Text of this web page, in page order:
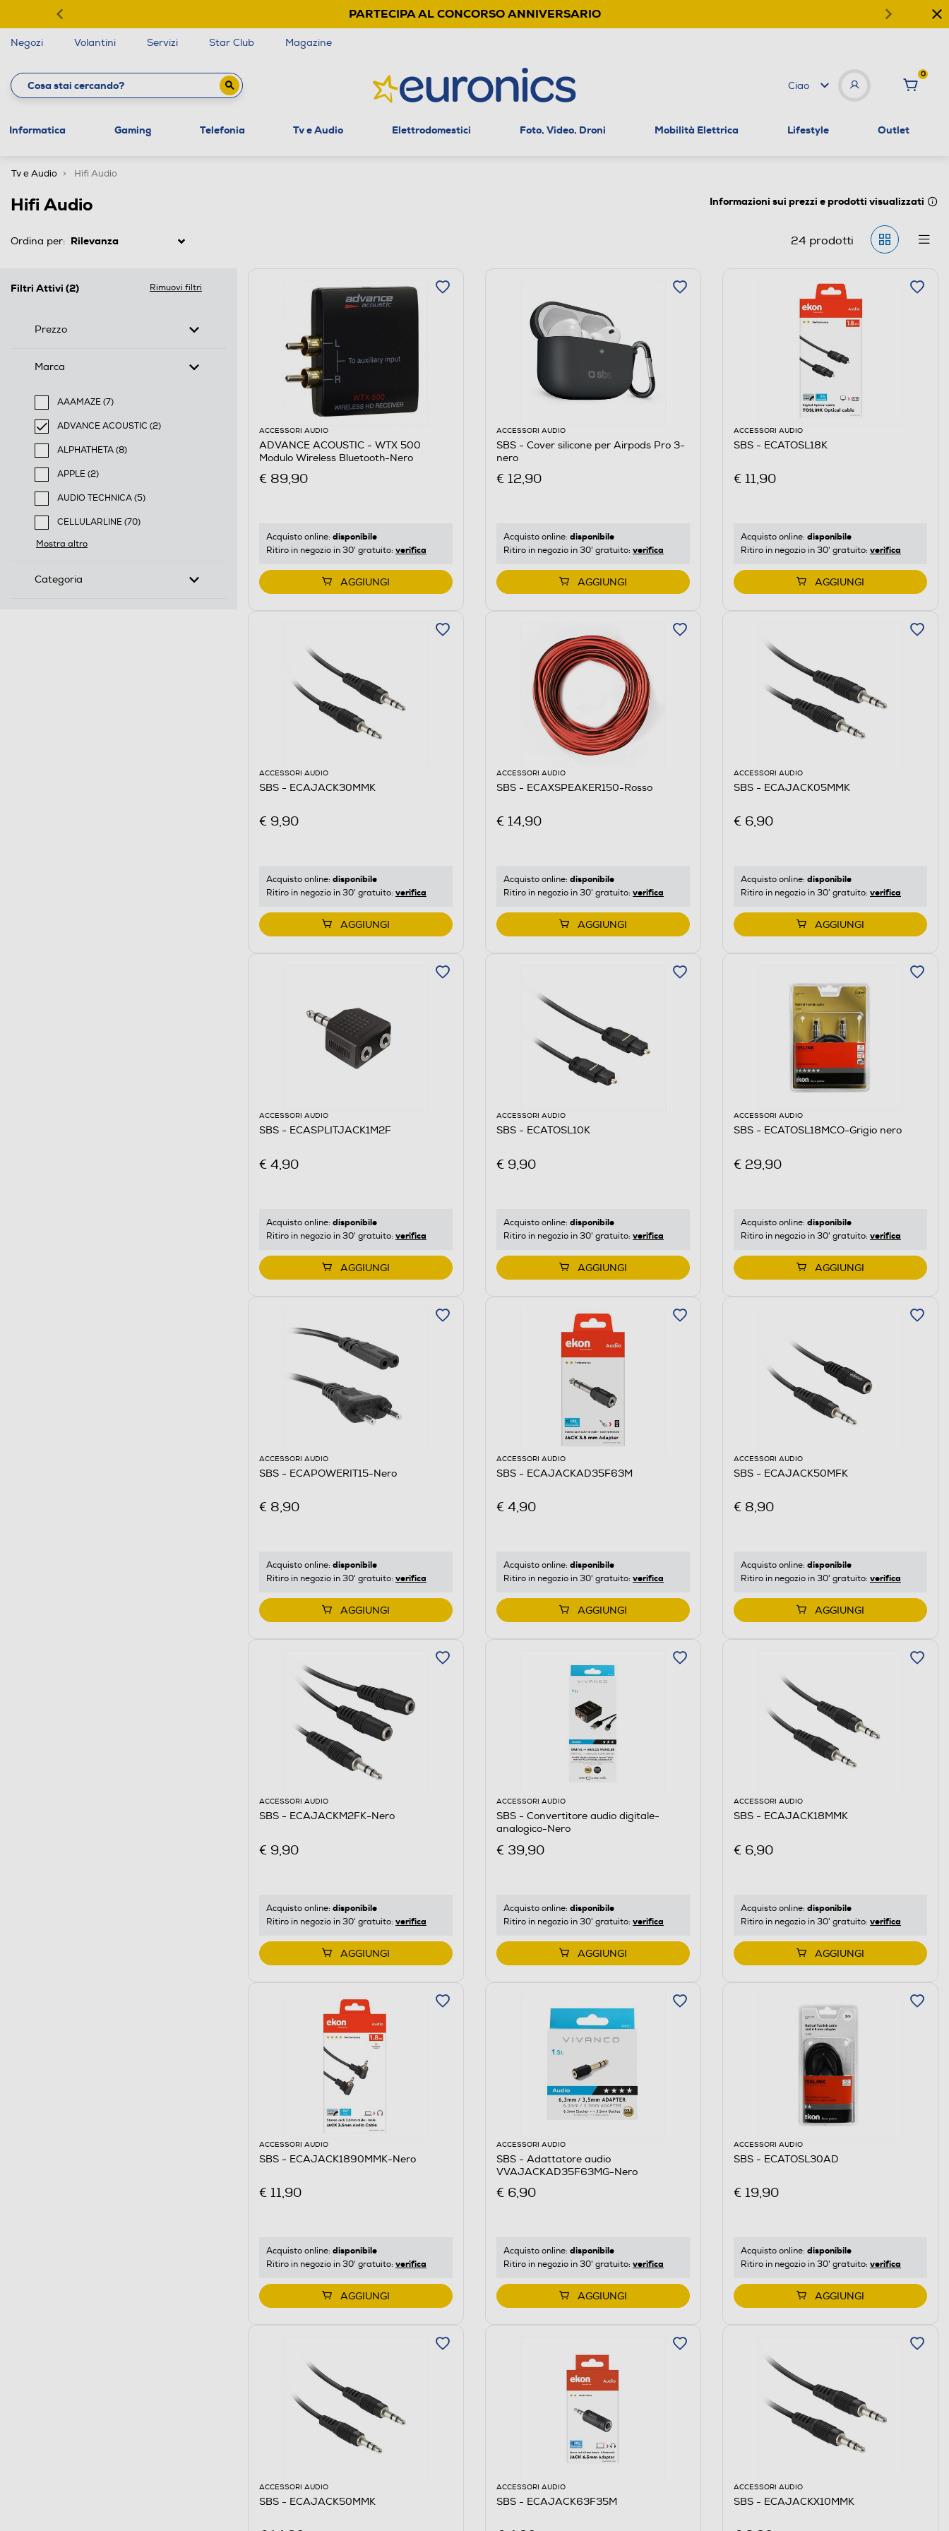
PARTECIPA AL CONCORSO ANNIVERSARIO
Negozi Volantini Servizi Star Club Magazine
Ciao
0
Informatica Gaming Telefonia Tv e Audio Elettrodomestici Foto, Video, Droni Mobilità Elettrica Lifestyle Outlet
Tv e Audio Hifi Audio
Hifi Audio Informazioni sui prezzi e prodotti visualizzati
Ordina per: 24 prodotti
Filtri Attivi (2) Rimuovi filtri
Prezzo
Marca
AAAMAZE (7)
Filtra per Marca: AAAMAZE
ADVANCE ACOUSTIC (2)
selected Filtro applicato per Marca: ADVANCE ACOUSTIC
ALPHATHETA (8)
Filtra per Marca: ALPHATHETA
APPLE (2)
Filtra per Marca: APPLE
AUDIO TECHNICA (5)
Filtra per Marca: AUDIO TECHNICA
CELLULARLINE (70)
Filtra per Marca: CELLULARLINE
Mostra altro
Categoria
ACCESSORI AUDIO
ADVANCE ACOUSTIC - WTX 500
Modulo Wireless Bluetooth-Nero
€ 89,90
Acquisto online: disponibile
Ritiro in negozio in 30' gratuito: verifica
AGGIUNGI
ACCESSORI AUDIO
SBS - Cover silicone per Airpods Pro 3-
nero
€ 12,90
Acquisto online: disponibile
Ritiro in negozio in 30' gratuito: verifica
AGGIUNGI
ACCESSORI AUDIO
SBS - ECATOSL18K
€ 11,90
Acquisto online: disponibile
Ritiro in negozio in 30' gratuito: verifica
AGGIUNGI
ACCESSORI AUDIO
SBS - ECAJACK30MMK
€ 9,90
Acquisto online: disponibile
Ritiro in negozio in 30' gratuito: verifica
AGGIUNGI
ACCESSORI AUDIO
SBS - ECAXSPEAKER150-Rosso
€ 14,90
Acquisto online: disponibile
Ritiro in negozio in 30' gratuito: verifica
AGGIUNGI
ACCESSORI AUDIO
SBS - ECAJACK05MMK
€ 6,90
Acquisto online: disponibile
Ritiro in negozio in 30' gratuito: verifica
AGGIUNGI
ACCESSORI AUDIO
SBS - ECASPLITJACK1M2F
€ 4,90
Acquisto online: disponibile
Ritiro in negozio in 30' gratuito: verifica
AGGIUNGI
ACCESSORI AUDIO
SBS - ECATOSL10K
€ 9,90
Acquisto online: disponibile
Ritiro in negozio in 30' gratuito: verifica
AGGIUNGI
ACCESSORI AUDIO
SBS - ECATOSL18MCO-Grigio nero
€ 29,90
Acquisto online: disponibile
Ritiro in negozio in 30' gratuito: verifica
AGGIUNGI
ACCESSORI AUDIO
SBS - ECAPOWERIT15-Nero
€ 8,90
Acquisto online: disponibile
Ritiro in negozio in 30' gratuito: verifica
AGGIUNGI
ACCESSORI AUDIO
SBS - ECAJACKAD35F63M
€ 4,90
Acquisto online: disponibile
Ritiro in negozio in 30' gratuito: verifica
AGGIUNGI
ACCESSORI AUDIO
SBS - ECAJACK50MFK
€ 8,90
Acquisto online: disponibile
Ritiro in negozio in 30' gratuito: verifica
AGGIUNGI
ACCESSORI AUDIO
SBS - ECAJACKM2FK-Nero
€ 9,90
Acquisto online: disponibile
Ritiro in negozio in 30' gratuito: verifica
AGGIUNGI
ACCESSORI AUDIO
SBS - Convertitore audio digitale-
analogico-Nero
€ 39,90
Acquisto online: disponibile
Ritiro in negozio in 30' gratuito: verifica
AGGIUNGI
ACCESSORI AUDIO
SBS - ECAJACK18MMK
€ 6,90
Acquisto online: disponibile
Ritiro in negozio in 30' gratuito: verifica
AGGIUNGI
ACCESSORI AUDIO
SBS - ECAJACK1890MMK-Nero
€ 11,90
Acquisto online: disponibile
Ritiro in negozio in 30' gratuito: verifica
AGGIUNGI
ACCESSORI AUDIO
SBS - Adattatore audio
VVAJACKAD35F63MG-Nero
€ 6,90
Acquisto online: disponibile
Ritiro in negozio in 30' gratuito: verifica
AGGIUNGI
ACCESSORI AUDIO
SBS - ECATOSL30AD
€ 19,90
Acquisto online: disponibile
Ritiro in negozio in 30' gratuito: verifica
AGGIUNGI
ACCESSORI AUDIO
SBS - ECAJACK50MMK
ACCESSORI AUDIO
SBS - ECAJACK63F35M
ACCESSORI AUDIO
SBS - ECAJACKX10MMK